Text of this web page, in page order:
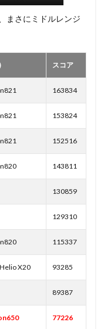
まさにミドルレンジ
スコア
163834
153824
152516
143811
130859
129310
115337
X20 93285
89387
77226